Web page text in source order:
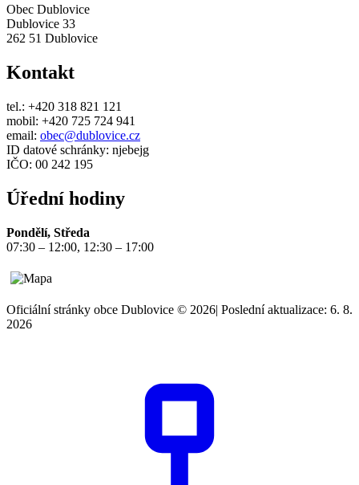
Obec Dublovice
Dublovice 33
262 51 Dublovice
Kontakt
tel.: +420 318 821 121
mobil: +420 725 724 941
email: obec@dublovice.cz
ID datové schránky: njebejg
IČO: 00 242 195
Úřední hodiny
Pondělí, Středa
07:30 – 12:00, 12:30 – 17:00
Oficiální stránky obce Dublovice © 2026| Poslední aktualizace: 6. 8.
2026